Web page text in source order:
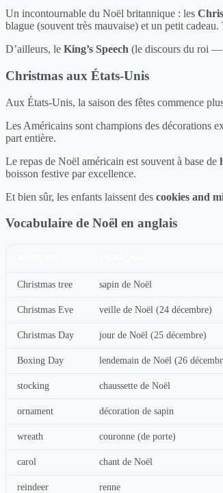
Un incontournable du Noël britannique : les
blague (souvent très mauvaise) et un petit
D’ailleurs, le King’s Speech (le discours du roi —
Christmas aux États-Unis
Aux États-Unis, la saison des fêtes commence
Les Américains sont champions des décorations
part entière.
Le repas de Noël américain est souvent à base de
boisson festive par excellence.
Et bien sûr, les enfants laissent des cookies and
Vocabulaire de Noël en anglais
Christmas tree sapin de Noël
Christmas Eve veille de Noël (24 décembre)
Christmas Day jour de Noël (25 décembre)
Boxing Day lendemain de Noël (26
stocking chaussette de Noël
ornament décoration de sapin
wreath couronne (de porte)
carol chant de Noël
reindeer renne